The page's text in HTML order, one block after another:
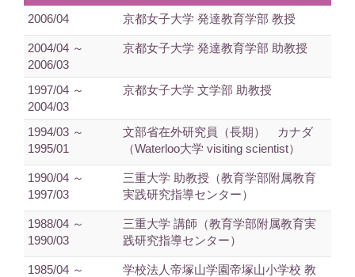
2006/04
京都女子大学 発達教育学部 教授
2004/04 ～
2006/03
京都女子大学 発達教育学部 助教授
1997/04 ～
2004/03
京都女子大学 文学部 助教授
1994/03 ～
1995/01
文部省在外研究員（長期） カナダ
（Waterloo大学 visiting scientist）
1990/04 ～
1997/03
三重大学 助教授（教育学部附属教育
実践研究指導センター）
1988/04 ～
1990/03
三重大学 講師（教育学部附属教育実
践研究指導センター）
1985/04 ～
学校法人帝塚山学園帝塚山小学校 教